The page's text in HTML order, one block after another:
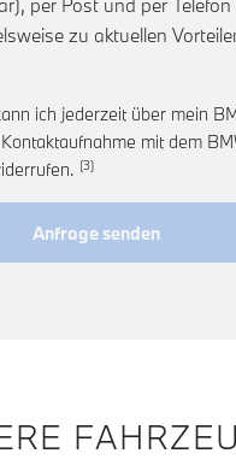
per Post und per
zu aktuellen
zur Fußnote:
ich jederzeit über mein
mit dem
Link zur Fußnote:
Anfrage senden